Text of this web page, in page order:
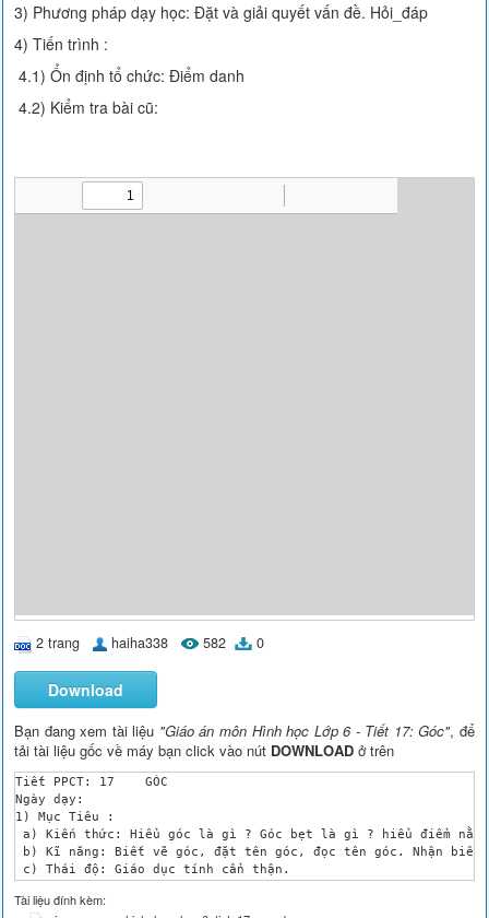
3) Phương pháp dạy học: Đặt và giải quyết vấn đề. Hỏi_đáp
4) Tiến trình :
4.1) Ổn định tổ chức: Điểm danh
4.2) Kiểm tra bài cũ:
2 trang haiha338 582 0
Download
Bạn đang xem tài liệu "Giáo án môn Hình học Lớp 6 - Tiết 17: Góc", để
tải tài liệu gốc về máy bạn click vào nút DOWNLOAD ở trên
Tiết PPCT: 17	 GÓC
Ngày dạy:
1) Mục Tiêu :
a) Kiến thức: Hiểu góc là gì ? Góc bẹt là gì ? hiểu điểm nằm
b) Kĩ năng: Biết vẽ góc, đặt tên góc, đọc tên góc. Nhận biết
c) Thái độ: Giáo dục tính cẩn thận.
2) Chuẩn bị :
a) Giáo viên: Thước thẳng, compa, phấn màu, bảng phụ.
Tài liệu đính kèm: